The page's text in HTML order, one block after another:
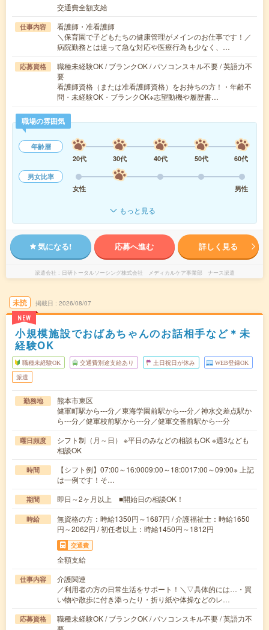
交通費全額支給
仕事内容
看護師・准看護師
＼保育園で子どもたちの健康管理がメインのお仕事です！／
病院勤務とは違って急な対応や医療行為も少なく、…
応募資格
職種未経験OK / ブランクOK / パソコンスキル不要 / 英語力不
要
看護師資格（または准看護師資格）をお持ちの方！・年齢不
問・未経験OK・ブランクOK※志望動機や履歴書…
職場の雰囲気
年齢層
20代
30代 40代 50代
60代
男女比率
女性
男性
もっと見る
気になる! 応募へ進む 詳しく見る
派遣会社 日研トータルソーシング株式会社 メディカルケア事業部 ナース派遣
未読
NEW
掲載日 2026/08/07
小規模施設でおばあちゃんのお話相手など＊未
経験OK
職種未経験OK 交通費別途支給あり 土日祝日が休み WEB登録OK
派遣
勤務地
熊本市東区
健軍町駅から---分／東海学園前駅から---分／神水交差点駅か
ら---分／健軍校前駅から---分／健軍交番前駅から---分
曜日頻度
シフト制（月～日） ※平日のみなどの相談もOK ※週3なども
相談OK
時間
【シフト例】07:00～16:0009:00～18:0017:00～09:00※ 上記
は一例です！そ…
期間 即日～2ヶ月以上 ■開始日の相談OK！
時給
無資格の方：時給1350円～1687円 / 介護福祉士：時給1650
円～2062円 / 初任者以上：時給1450円～1812円
交通費
全額支給
仕事内容
介護関連
／利用者の方の日常生活をサポート！＼▽具体的には…・買
い物や散歩に付き添ったり・折り紙や体操などのレ…
応募資格
職種未経験OK / ブランクOK / パソコンスキル不要 / 英語力不